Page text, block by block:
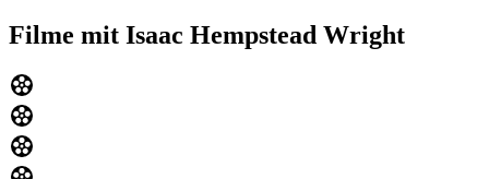
Filme mit Isaac Hempstead Wright